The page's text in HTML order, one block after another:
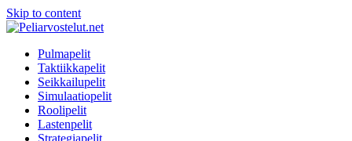
Skip to content
Pulmapelit
Taktiikkapelit
Seikkailupelit
Simulaatiopelit
Roolipelit
Lastenpelit
Strategiapelit